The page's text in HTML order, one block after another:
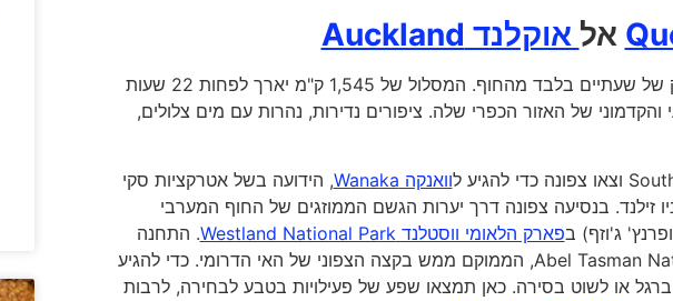
אל אוקלנד Auckland
לא משנה באיזה מסלול תחליטו לנסוע, תמיד תהיו במרחק של שעתיים בלבד מהחוף. המסלול של 1,545 ק"מ יארך לפחות 22 שעות
והקדמוני של האזור הכפרי שלה. ציפורים נדירות, נהרות עם מים צלולים,
וואנקה Wanaka
, הידועה בשל אטרקציות סקי
זילנד. בנסיעה צפונה דרך יערות הגשם הממוזגים של החוף המערבי
ג'וזף) בפארק הלאומי ווסטלנד Westland National Park
. התחנה
הבאה בתור היא הפארק הלאומי אייבל טסמן Abel Tasman National Park, הממוקם ממש בקצה הצפוני של האי הדרומי. כדי להגיע
או לשוט בסירה. כאן תמצאו שפע של פעילויות בטבע לבחירה, לרבות